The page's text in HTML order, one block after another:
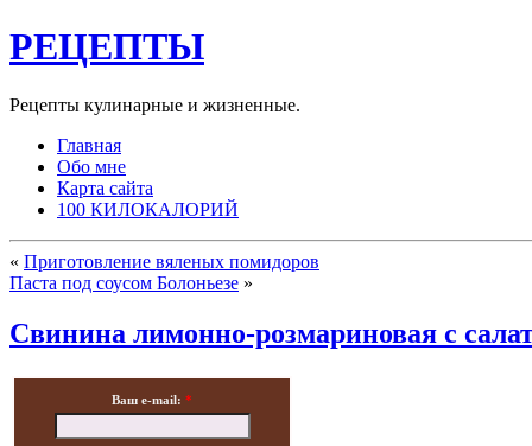
РЕЦЕПТЫ
Рецепты кулинарные и жизненные.
Главная
Обо мне
Карта сайта
100 КИЛОКАЛОРИЙ
« Приготовление вяленых помидоров
Паста под соусом Болоньезе »
Свинина лимонно-розмариновая с
Ваш e-mail: *